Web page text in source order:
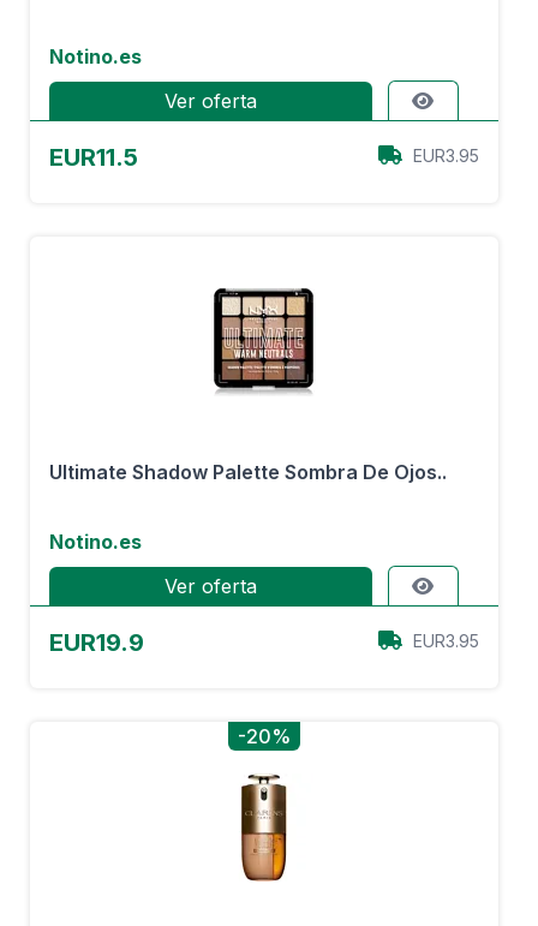
Notino.es
Ver oferta
EUR11.5 EUR3.95
Ultimate Shadow Palette Sombra De Ojos..
Notino.es
Ver oferta
EUR19.9 EUR3.95
-20%